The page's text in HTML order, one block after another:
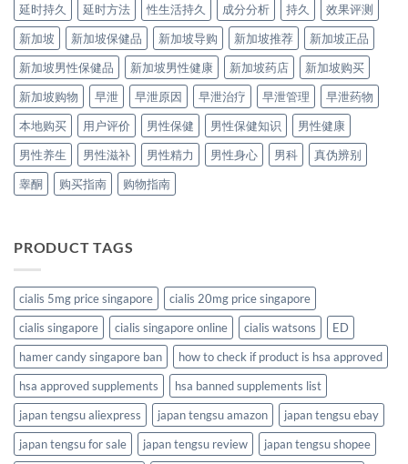
延时持久
延时方法 性生活持久 成分分析 持久
效果评测
新加坡
新加坡保健品 新加坡导购 新加坡推荐
新加坡正品
新加坡男性保健品
新加坡男性健康 新加坡药店
新加坡购买
新加坡购物
早泄 早泄原因 早泄治疗 早泄管理
早泄药物
本地购买
用户评价 男性保健 男性保健知识
男性健康
男性养生
男性滋补 男性精力 男性身心 男科
真伪辨别
睾酮
购买指南 购物指南
PRODUCT TAGS
cialis 5mg price singapore
cialis 20mg price singapore
cialis singapore
cialis singapore online cialis watsons
ED
hamer candy singapore ban
how to check if product is hsa approved
hsa approved supplements
hsa banned supplements list
japan tengsu aliexpress
japan tengsu amazon
japan tengsu ebay
japan tengsu for sale
japan tengsu review
japan tengsu shopee